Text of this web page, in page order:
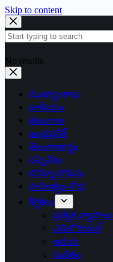
Skip to content
No results
ముఖ్యాంశాలు
జాతీయం
తెలంగాణ
ఆంధ్రప్రదేశ్
తెలంగాణార్థం
సన్నివేశం
బొమ్మా బొరుసు
సాహిత్యం-శోభ
శీర్షికలు
ప్రత్యేక వ్యాసాలు
ఎడిటోరియల్
అరుగు
సంకేతం